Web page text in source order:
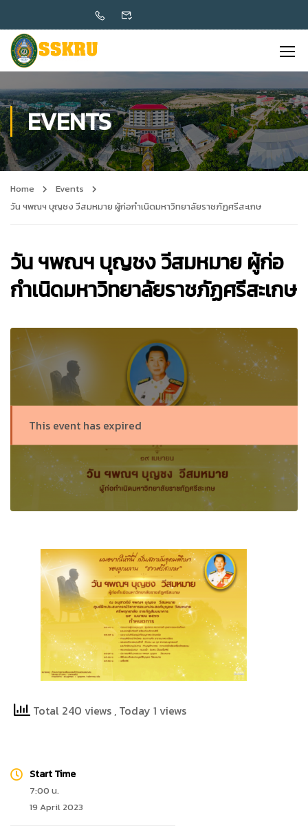
EVENTS
Home
Events
วัน ฯพณฯ บุญชง วีสมหมาย ผู้ก่อกำเนิดมหาวิทยาลัยราชภัฏศรีสะเกษ
วัน ฯพณฯ บุญชง วีสมหมาย ผู้ก่อ
กำเนิดมหาวิทยาลัยราชภัฏศรีสะเกษ
This event has expired
Total 240 views , Today 1 views
Start Time
7:00 น.
19 April 2023